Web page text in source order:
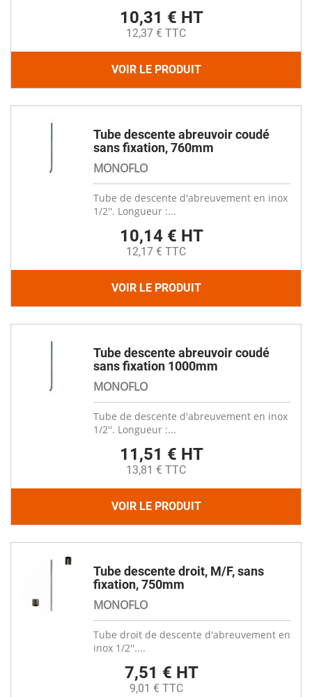
10,31 € HT
12,37 € TTC
VOIR LE PRODUIT
Tube descente abreuvoir coudé
sans fixation, 760mm
MONOFLO
Tube de descente d'abreuvement en inox
1/2''. Longueur :...
10,14 € HT
12,17 € TTC
VOIR LE PRODUIT
Tube descente abreuvoir coudé
sans fixation 1000mm
MONOFLO
Tube de descente d'abreuvement en inox
1/2''. Longueur :...
11,51 € HT
13,81 € TTC
VOIR LE PRODUIT
Tube descente droit, M/F, sans
fixation, 750mm
MONOFLO
Tube droit de descente d'abreuvement en
inox 1/2''....
7,51 € HT
9,01 € TTC